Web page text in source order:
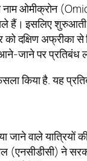
नाम ओमीक्रोन
हैं। इसलिए शुरुआती
दक्षिण अफ्रीका से
जाने पर प्रतिबंध
किया है. यह
जाने वाले
(एनसीडीसी) ने